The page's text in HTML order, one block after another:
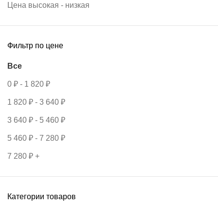
Цена высокая - низкая
Фильтр по цене
Все
0 ₽ - 1 820 ₽
1 820 ₽ - 3 640 ₽
3 640 ₽ - 5 460 ₽
5 460 ₽ - 7 280 ₽
7 280 ₽ +
Категории товаров